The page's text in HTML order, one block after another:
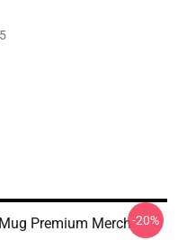
Premium Merch-20%